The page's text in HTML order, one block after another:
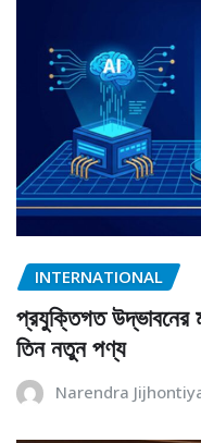
INTERNATIONAL
প্রযুক্তিগত উদ্ভাবনের
তিন নতুন পণ্য
Narendra